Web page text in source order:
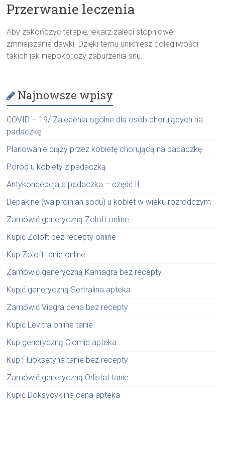
Przerwanie leczenia
Aby zakończyć terapię, lekarz zaleci stopniowe
zmniejszanie dawki. Dzięki temu unikniesz dolegliwości
takich jak niepokój czy zaburzenia snu.
Najnowsze wpisy
COVID – 19/ Zalecenia ogólne dla osób chorujących na
padaczkę
Planowanie ciąży przez kobietę chorującą na padaczkę
Poród u kobiety z padaczką
Antykoncepcja a padaczka – część II
Depakine (walproinian sodu) u kobiet w wieku rozrodczym
Zamówić generyczną Zoloft online
Kupić Zoloft bez recepty online
Kup Zoloft tanie online
Zamówić generyczną Kamagra bez recepty
Kupić generyczną Sertralina apteka
Zamówić Viagra cena bez recepty
Kupić Levitra online tanie
Kup generyczną Clomid apteka
Kup Fluoksetyna tanie bez recepty
Zamówić generyczną Orlistat tanie
Kupić Doksycyklina cena apteka